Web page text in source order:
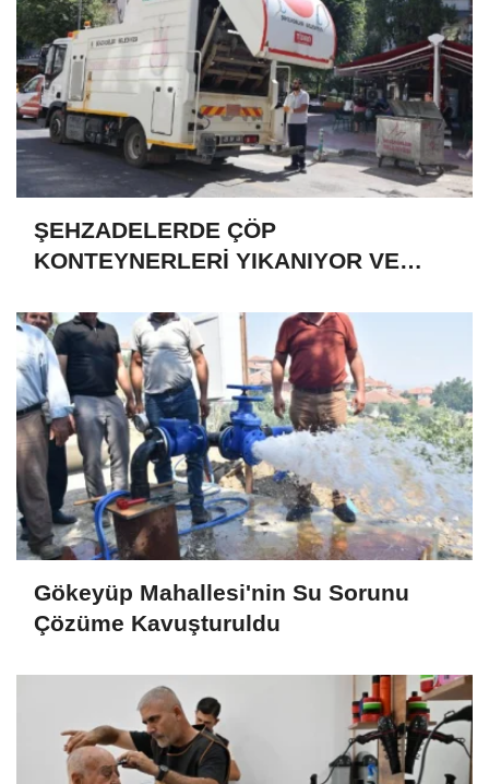
ŞEHZADELERDE ÇÖP
KONTEYNERLERİ YIKANIYOR VE
Gökeyüp Mahallesi'nin Su Sorunu
Çözüme Kavuşturuldu